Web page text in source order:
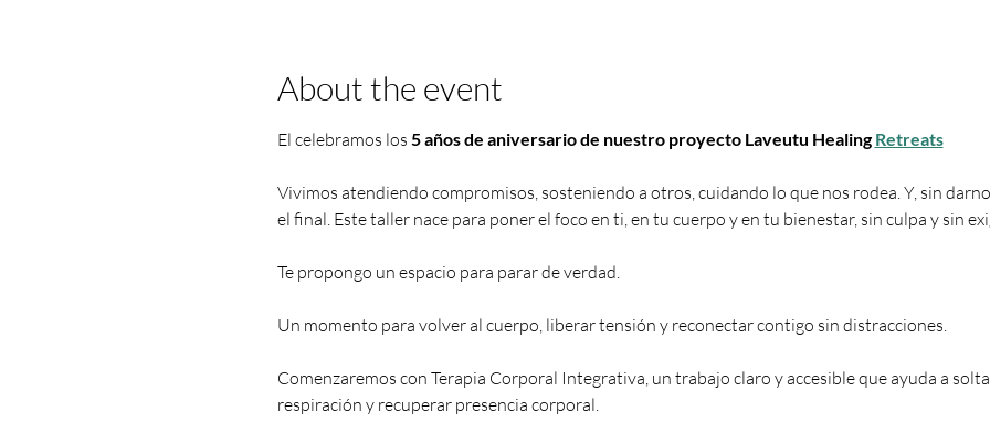
About the event
El celebramos los 5 años de aniversario de nuestro proyecto Laveutu Healing Retreats
Vivimos atendiendo compromisos, sosteniendo a otros, cuidando lo que nos rodea. Y, sin
el final. Este taller nace para poner el foco en ti, en tu cuerpo y en tu bienestar, sin culpa y sin
Te propongo un espacio para parar de verdad.
Un momento para volver al cuerpo, liberar tensión y reconectar contigo sin distracciones.
Comenzaremos con Terapia Corporal Integrativa, un trabajo claro y accesible que ayuda a
respiración y recuperar presencia corporal.